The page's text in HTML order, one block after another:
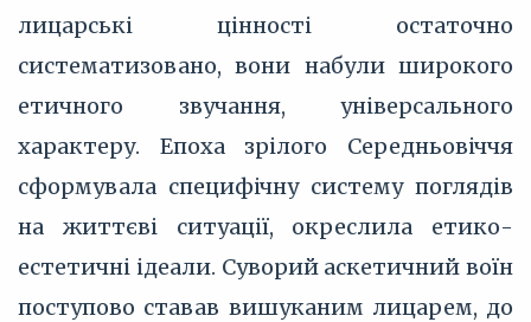
лицарські цінності остаточно
систематизовано, вони набули широкого
етичного звучання, універсального
характеру. Епоха зрілого Середньовіччя
сформувала специфічну систему поглядів
на життєві ситуації, окреслила етико-
естетичні ідеали. Суворий аскетичний воїн
поступово ставав вишуканим лицарем, до